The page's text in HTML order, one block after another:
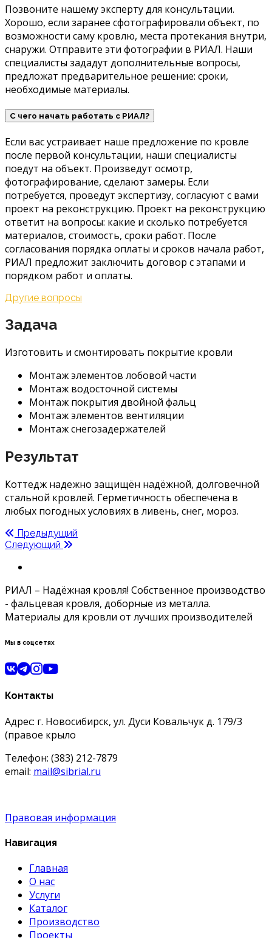
Позвоните нашему эксперту для консультации.
Хорошо, если заранее сфотографировали объект, по
возможности саму кровлю, места протекания внутри,
снаружи. Отправите эти фотографии в РИАЛ. Наши
специалисты зададут дополнительные вопросы,
предложат предварительное решение: сроки,
необходимые материалы.
С чего начать работать с РИАЛ?
Если вас устраивает наше предложение по кровле
после первой консультации, наши специалисты
поедут на объект. Произведут осмотр,
фотографирование, сделают замеры. Если
потребуется, проведут экспертизу, согласуют с вами
проект на реконструкцию. Проект на реконструкцию
ответит на вопросы: какие и сколько потребуется
материалов, стоимость, сроки работ. После
согласования порядка оплаты и сроков начала работ,
РИАЛ предложит заключить договор с этапами и
порядком работ и оплаты.
Другие вопросы
Задача
Изготовить и смонтировать покрытие кровли
Монтаж элементов лобовой части
Монтаж водосточной системы
Монтаж покрытия двойной фальц
Монтаж элементов вентиляции
Монтаж снегозадержателей
Результат
Коттедж надежно защищён надёжной, долговечной
стальной кровлей. Герметичность обеспечена в
любых погодных условиях в ливень, снег, мороз.
Предыдущий
Следующий
РИАЛ – Надёжная кровля! Собственное производство
- фальцевая кровля, доборные из металла.
Материалы для кровли от лучших производителей
Мы в соцсетях
Контакты
Адрес: г. Новосибирск, ул. Дуси Ковальчук д. 179/3
(правое крыло
Телефон: (383) 212-7879
email: mail@sibrial.ru
Правовая информация
Навигация
Главная
О нас
Услуги
Каталог
Производство
Проекты